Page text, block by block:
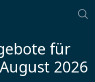
für
2026